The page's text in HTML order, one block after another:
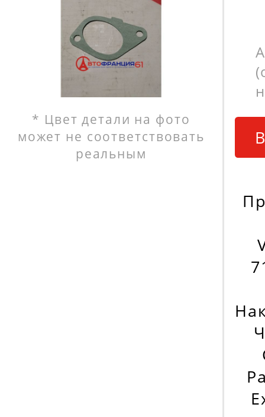
* Цвет детали на фото
может не соответствовать
реальным